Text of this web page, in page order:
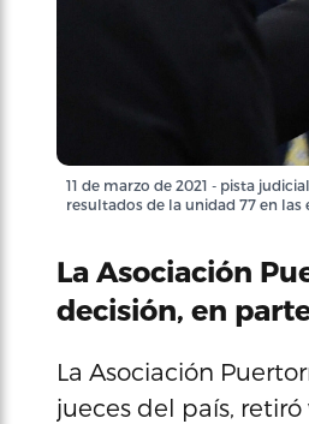
11 de marzo de 2021 - pista
resultados de la unidad 77 en
La Asociación
decisión, en
La Asociación
jueces del país,